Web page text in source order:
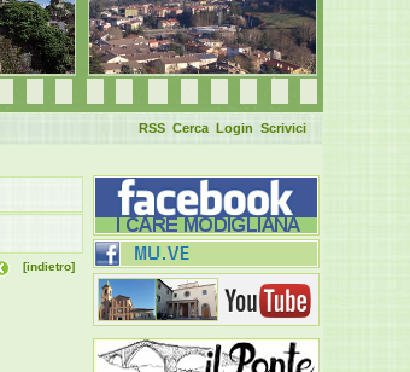
Scrivici
Login
Cerca
RSS
[indietro]